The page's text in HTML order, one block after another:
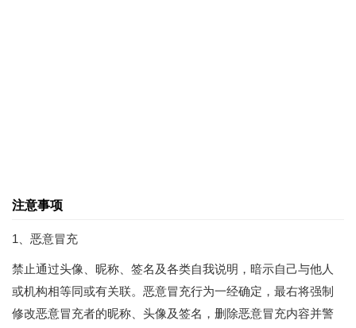
注意事项
1、恶意冒充
禁止通过头像、昵称、签名及各类自我说明，暗示自己与他人
或机构相等同或有关联。恶意冒充行为一经确定，最右将强制
修改恶意冒充者的昵称、头像及签名，删除恶意冒充内容并警